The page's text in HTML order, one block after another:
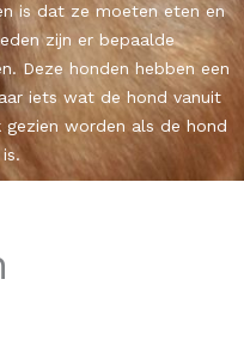
is dat ze moeten eten en
zijn er bepaalde
Deze honden hebben een
iets wat de hond vanuit
worden als de hond